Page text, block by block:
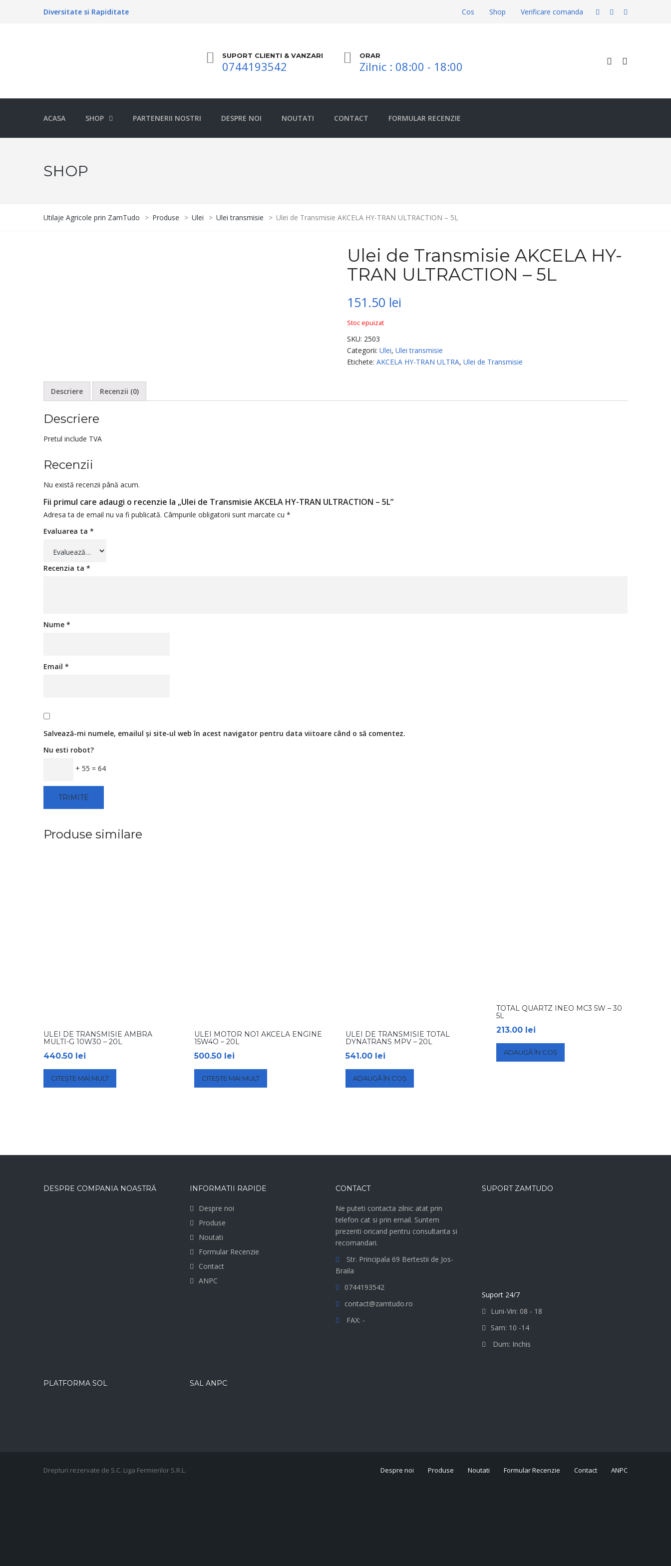
Diversitate si Rapiditate Cos Shop Verificare comanda
SUPORT CLIENTI & VANZARI
0744193542
ORAR
Zilnic : 08:00 - 18:00
ACASA SHOP PARTENERII NOSTRI DESPRE NOI NOUTATI CONTACT FORMULAR RECENZIE
SHOP
Utilaje Agricole prin ZamTudo > Produse > Ulei > Ulei transmisie > Ulei de Transmisie AKCELA HY-TRAN ULTRACTION – 5L
Ulei de Transmisie AKCELA HY-
TRAN ULTRACTION – 5L
151.50 lei
Stoc epuizat
SKU: 2503
Categorii:Ulei,Ulei transmisie
Etichete:AKCELA HY-TRAN ULTRA,Ulei de Transmisie
Descriere Recenzii (0)
Descriere
Pretul include TVA
Recenzii
Nu există recenzii până acum.
Fii primul care adaugi o recenzie la „Ulei de Transmisie AKCELA HY-TRAN ULTRACTION – 5L”
Adresa ta de email nu va fi publicată. Câmpurile obligatorii sunt marcate cu *
Evaluarea ta *
Recenzia ta *
Nume *
Email *
Salvează-mi numele, emailul și site-ul web în acest navigator pentru data viitoare când o să comentez.
Nu esti robot?
+ 55 = 64
Produse similare
ULEI DE TRANSMISIE AMBRA
MULTI-G 10W30 – 20L
440.50 lei
CITEȘTE MAI MULT
ULEI MOTOR NO1 AKCELA ENGINE
15W4O – 20L
500.50 lei
CITEȘTE MAI MULT
ULEI DE TRANSMISIE TOTAL
DYNATRANS MPV – 20L
541.00 lei
ADAUGĂ ÎN COȘ
TOTAL QUARTZ INEO MC3 5W – 30
5L
213.00 lei
ADAUGĂ ÎN COȘ
DESPRE COMPANIA NOASTRĂ INFORMATII RAPIDE
Despre noi
Produse
Noutati
Formular Recenzie
Contact
ANPC
CONTACT
Ne puteti contacta zilnic atat prin
telefon cat si prin email. Suntem
prezenti oricand pentru consultanta si
recomandari.
Str. Principala 69 Bertestii de Jos-
Braila
0744193542
contact@zamtudo.ro
FAX: -
SUPORT ZAMTUDO
Suport 24/7
Luni-Vin: 08 - 18
Sam: 10 -14
Dum: Inchis
PLATFORMA SOL SAL ANPC
Drepturi rezervate de S.C. Liga Fermierilor S.R.L. Despre noi Produse Noutati Formular Recenzie Contact ANPC